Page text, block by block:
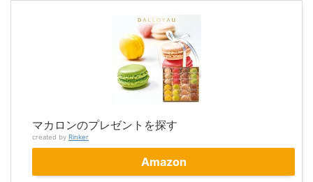
マカロンのプレゼントを探す
created by Rinker
Amazon